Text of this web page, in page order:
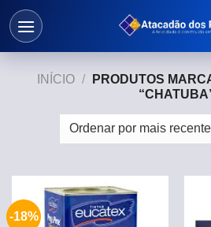
Skip
INÍCIO /
PRODUTOS
-18%